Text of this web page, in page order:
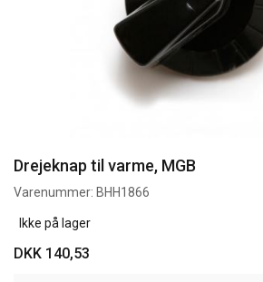
Drejeknap til varme, MGB
Varenummer: BHH1866
Ikke på lager
DKK 140,53